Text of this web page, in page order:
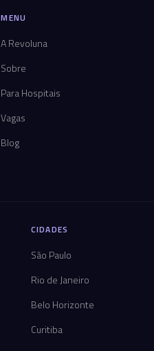
MENU
A Revoluna
Sobre
Para Hospitais
Vagas
Blog
CIDADES
São Paulo
Rio de Janeiro
Belo Horizonte
Curitiba